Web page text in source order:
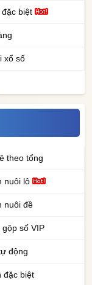
biệt
xổ số
theo tổng
nuôi lô
nuôi đề
gộp số VIP
động
đặc biệt